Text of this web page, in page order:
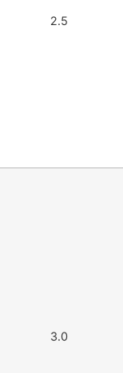
2.5
3.0